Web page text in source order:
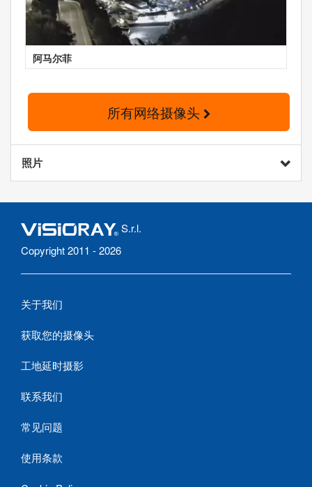
阿马尔菲
所有网络摄像头
照片
S.r.l.
Copyright 2011 - 2026
关于我们
获取您的摄像头
工地延时摄影
联系我们
常见问题
使用条款